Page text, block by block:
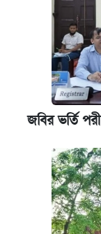
জবির ভর্তি